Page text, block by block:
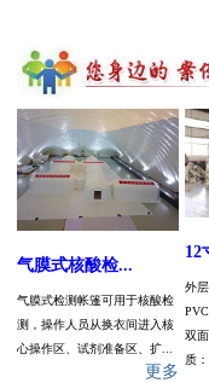
气膜式核酸检...
气膜式检测帐篷可用于核酸检
测，操作人员从换衣间进入核
心操作区、试剂准备区、扩...
更多
12
外
双
质：